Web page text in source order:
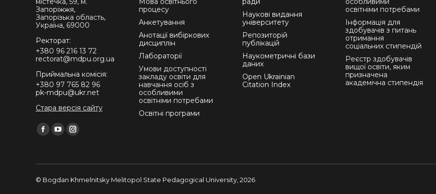
Запоріжжя,
Запорізька область,
Україна, 69000
Ректорат:
+380 96 216 13 72
rectorat@mdpu.org.ua
Приймальна комісія:
+380 97 765 82 96
pk-mdpu@ukr.net
Стара версія сайту
Find us on:
Facebook
new
YouTubeInstagram
процесу
Анкетування
Анотації вибіркових
дисциплін
Лабораторії
Умови доступності
закладу освіти для
навчання осіб з
особливими
освітніми потребами
Освітні програми
Наукові видання
університету
Репозиторій
публікацій
Наукометричні бази
даних
Open Ukrainian
Citation Index
освітніми потребами
Інформація для
здобувачів з питань
отримання
соціальних стипендій
Реєстр здобувачів
вищої освіти, яким
призначена
академічна стипендія
© Bogdan Khmelnitsky Melitopol State Pedagogical University, 2026